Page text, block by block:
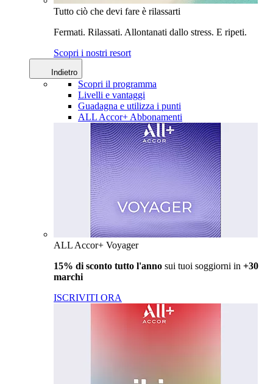
Tutto ciò che devi fare è rilassarti
Fermati. Rilassati. Allontanati dallo stress. E ripeti.
Scopri i nostri resort
Indietro
Scopri il programma
Livelli e vantaggi
Guadagna e utilizza i punti
ALL Accor+ Abbonamenti
ALL Accor+ Voyager
15% di sconto tutto l'anno sui tuoi soggiorni in +30
marchi
ISCRIVITI ORA